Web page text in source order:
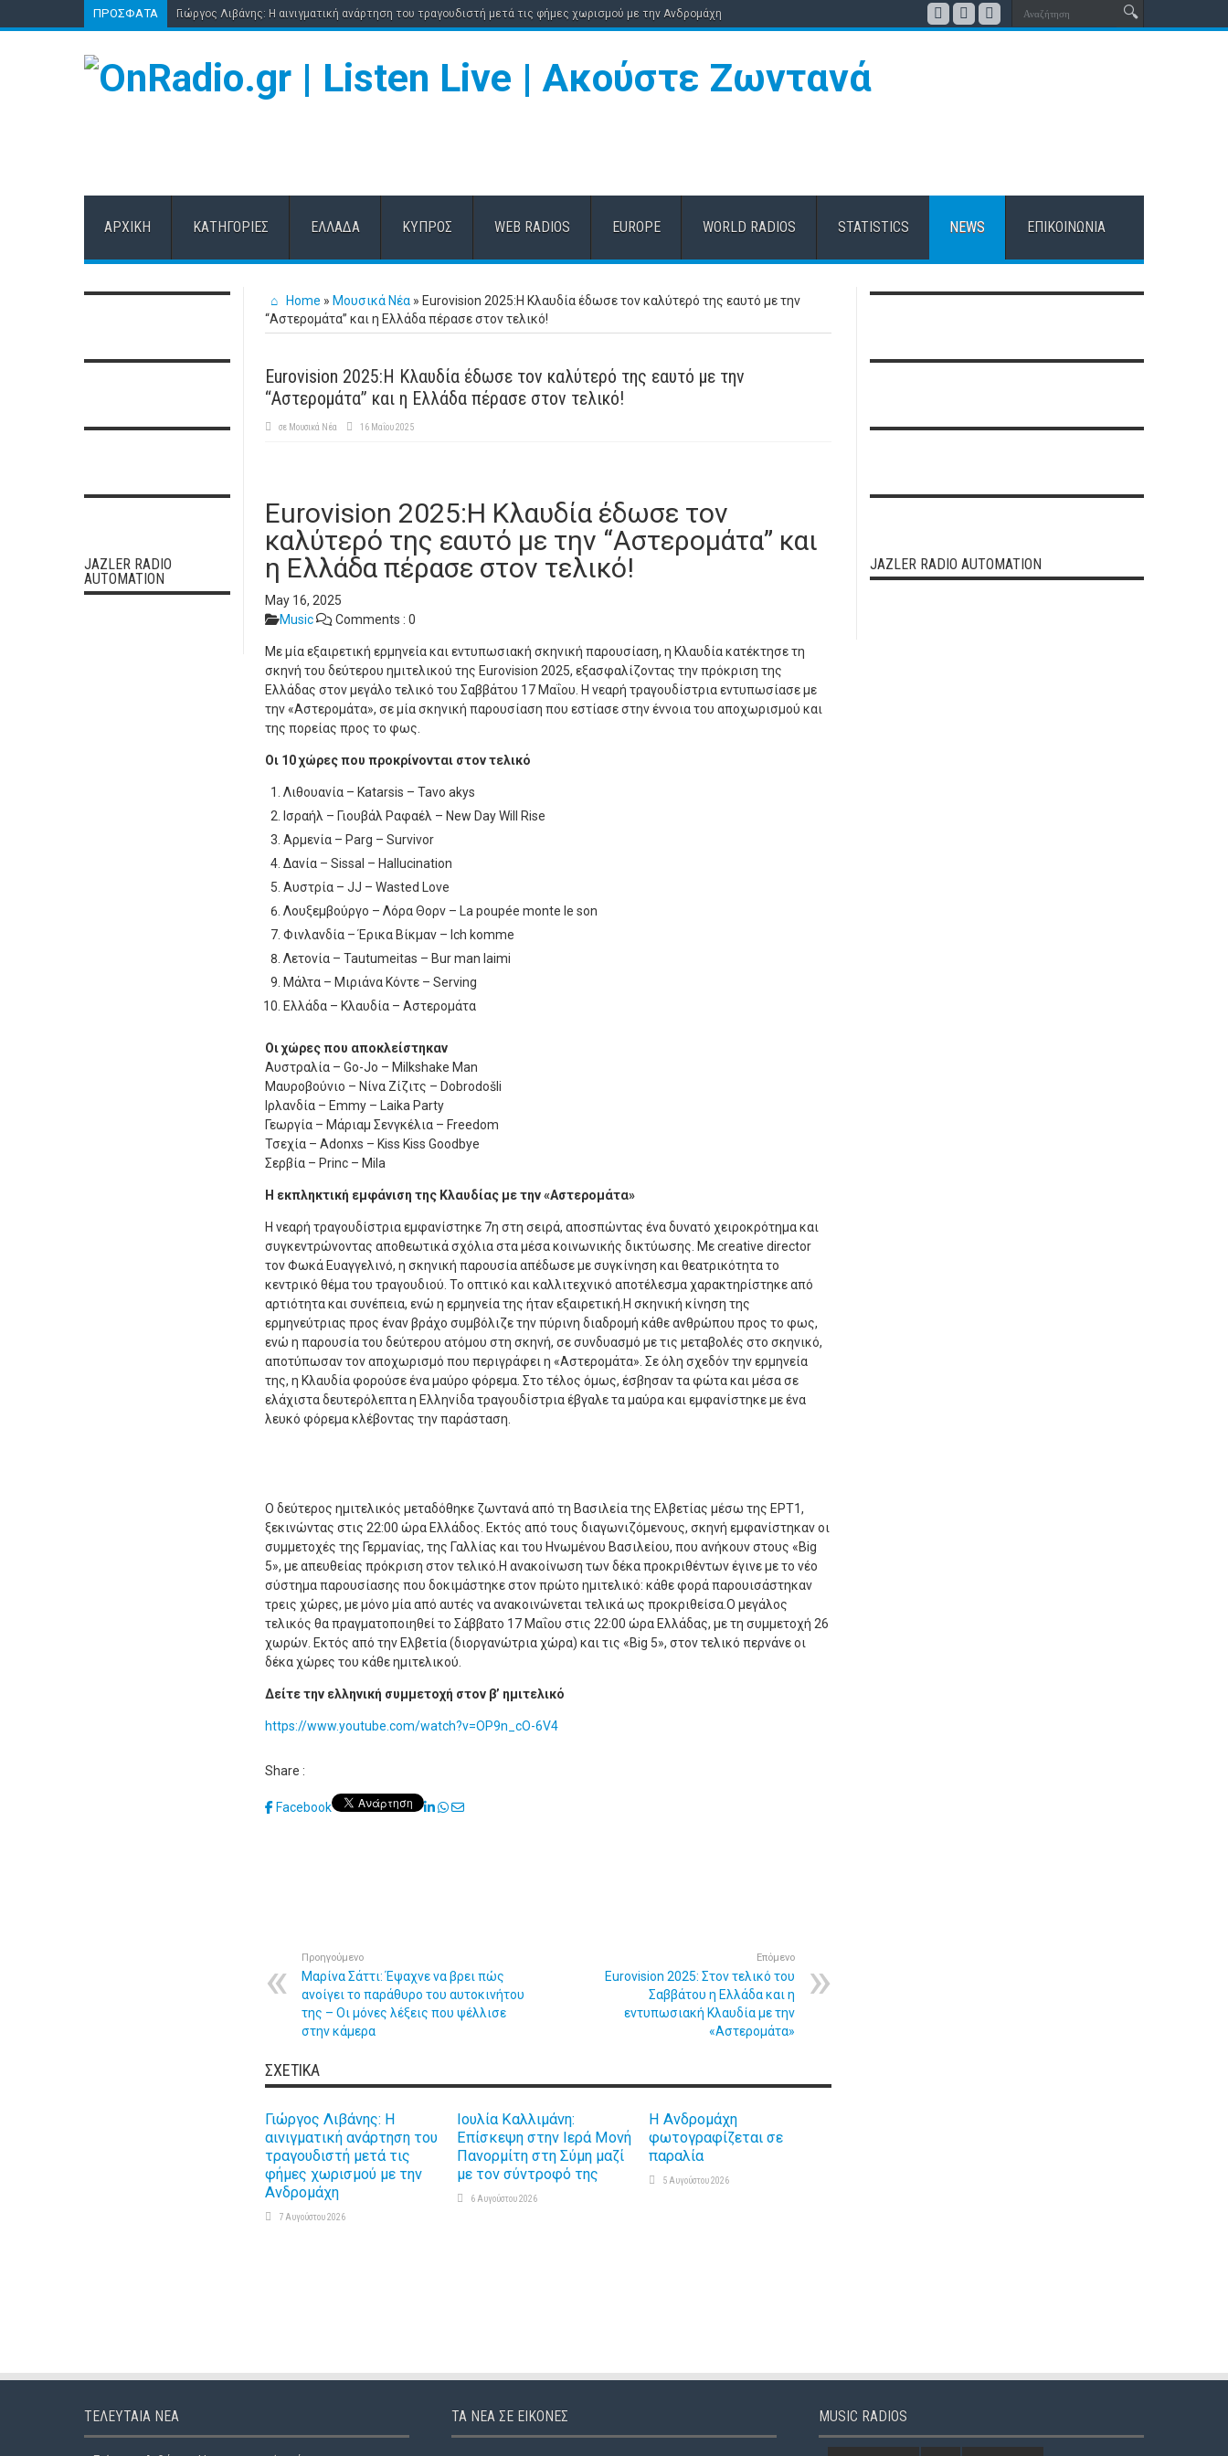
ΠΡΌΣΦΑΤΑ Γιώργος Λιβάνης: Η αινιγματική ανάρτηση του τραγουδιστή μετά τις φήμες χωρισμού με την Ανδρομάχη
ΑΡΧΙΚΉ ΚΑΤΗΓΟΡΊΕΣ ΕΛΛΆΔΑ ΚΎΠΡΟΣ WEB RADIOS EUROPE WORLD RADIOS STATISTICS NEWS ΕΠΙΚΟΙΝΩΝΊΑ
Home » Μουσικά Νέα » Eurovision 2025:Η Κλαυδία έδωσε τον καλύτερό της εαυτό με την
“Αστερομάτα” και η Ελλάδα πέρασε στον τελικό!
Eurovision 2025:Η Κλαυδία έδωσε τον καλύτερό της εαυτό με την
“Αστερομάτα” και η Ελλάδα πέρασε στον τελικό!
σε Μουσικά Νέα 16 Μαΐου 2025
Eurovision 2025:Η Κλαυδία έδωσε τον
καλύτερό της εαυτό με την “Αστερομάτα” και
η Ελλάδα πέρασε στον τελικό!
May 16, 2025
Music
Comments : 0
Με μία εξαιρετική ερμηνεία και εντυπωσιακή σκηνική παρουσίαση, η Κλαυδία κατέκτησε τη
σκηνή του δεύτερου ημιτελικού της Eurovision 2025, εξασφαλίζοντας την πρόκριση της
Ελλάδας στον μεγάλο τελικό του Σαββάτου 17 Μαΐου. Η νεαρή τραγουδίστρια εντυπωσίασε με
την «Αστερομάτα», σε μία σκηνική παρουσίαση που εστίασε στην έννοια του αποχωρισμού και
της πορείας προς το φως.
Οι 10 χώρες που προκρίνονται στον τελικό
Λιθουανία – Katarsis – Tavo akys
Ισραήλ – Γιουβάλ Ραφαέλ – New Day Will Rise
Αρμενία – Parg – Survivor
Δανία – Sissal – Hallucination
Αυστρία – JJ – Wasted Love
Λουξεμβούργο – Λόρα Θορν – La poupée monte le son
Φινλανδία – Έρικα Βίκμαν – Ich komme
Λετονία – Tautumeitas – Bur man laimi
Μάλτα – Μιριάνα Κόντε – Serving
Ελλάδα – Κλαυδία – Αστερομάτα
Οι χώρες που αποκλείστηκαν
Αυστραλία – Go-Jo – Milkshake Man
Μαυροβούνιο – Νίνα Ζίζιτς – Dobrodošli
Ιρλανδία – Emmy – Laika Party
Γεωργία – Μάριαμ Σενγκέλια – Freedom
Τσεχία – Adonxs – Kiss Kiss Goodbye
Σερβία – Princ – Mila
Η εκπληκτική εμφάνιση της Κλαυδίας με την «Αστερομάτα»
Η νεαρή τραγουδίστρια εμφανίστηκε 7η στη σειρά, αποσπώντας ένα δυνατό χειροκρότημα και
συγκεντρώνοντας αποθεωτικά σχόλια στα μέσα κοινωνικής δικτύωσης. Με creative director
τον Φωκά Ευαγγελινό, η σκηνική παρουσία απέδωσε με συγκίνηση και θεατρικότητα το
κεντρικό θέμα του τραγουδιού. Το οπτικό και καλλιτεχνικό αποτέλεσμα χαρακτηρίστηκε από
αρτιότητα και συνέπεια, ενώ η ερμηνεία της ήταν εξαιρετική.Η σκηνική κίνηση της
ερμηνεύτριας προς έναν βράχο συμβόλιζε την πύρινη διαδρομή κάθε ανθρώπου προς το φως,
ενώ η παρουσία του δεύτερου ατόμου στη σκηνή, σε συνδυασμό με τις μεταβολές στο σκηνικό,
αποτύπωσαν τον αποχωρισμό που περιγράφει η «Αστερομάτα». Σε όλη σχεδόν την ερμηνεία
της, η Κλαυδία φορούσε ένα μαύρο φόρεμα. Στο τέλος όμως, έσβησαν τα φώτα και μέσα σε
ελάχιστα δευτερόλεπτα η Ελληνίδα τραγουδίστρια έβγαλε τα μαύρα και εμφανίστηκε με ένα
λευκό φόρεμα κλέβοντας την παράσταση.
Ο δεύτερος ημιτελικός μεταδόθηκε ζωντανά από τη Βασιλεία της Ελβετίας μέσω της ΕΡΤ1,
ξεκινώντας στις 22:00 ώρα Ελλάδος. Εκτός από τους διαγωνιζόμενους, σκηνή εμφανίστηκαν οι
συμμετοχές της Γερμανίας, της Γαλλίας και του Ηνωμένου Βασιλείου, που ανήκουν στους «Big
5», με απευθείας πρόκριση στον τελικό.Η ανακοίνωση των δέκα προκριθέντων έγινε με το νέο
σύστημα παρουσίασης που δοκιμάστηκε στον πρώτο ημιτελικό: κάθε φορά παρουισάστηκαν
τρεις χώρες, με μόνο μία από αυτές να ανακοινώνεται τελικά ως προκριθείσα.Ο μεγάλος
τελικός θα πραγματοποιηθεί το Σάββατο 17 Μαΐου στις 22:00 ώρα Ελλάδας, με τη συμμετοχή 26
χωρών. Εκτός από την Ελβετία (διοργανώτρια χώρα) και τις «Big 5», στον τελικό περνάνε οι
δέκα χώρες του κάθε ημιτελικού.
Δείτε την ελληνική συμμετοχή στον β’ ημιτελικό
https://www.youtube.com/watch?v=OP9n_cO-6V4
Share :
Facebook LinkedIn
Whatsapp
Share
Προηγούμενο
Μαρίνα Σάττι: Έψαχνε να βρει πώς
ανοίγει το παράθυρο του αυτοκινήτου
της – Οι μόνες λέξεις που ψέλλισε
στην κάμερα
Επόμενο
Eurovision 2025: Στον τελικό του
Σαββάτου η Ελλάδα και η
εντυπωσιακή Κλαυδία με την
«Αστερομάτα»
ΣΧΕΤΙΚΆ
Γιώργος Λιβάνης: Η
αινιγματική ανάρτηση του
τραγουδιστή μετά τις
φήμες χωρισμού με την
Ανδρομάχη
7 Αυγούστου 2026
Ιουλία Καλλιμάνη:
Επίσκεψη στην Ιερά Μονή
Πανορμίτη στη Σύμη μαζί
με τον σύντροφό της
6 Αυγούστου 2026
Η Ανδρομάχη
φωτογραφίζεται σε
παραλία
5 Αυγούστου 2026
JAZLER RADIO
AUTOMATION
JAZLER RADIO AUTOMATION
ΤΕΛΕΥΤΑΊΑ ΝΈΑ ΤΑ ΝΈΑ ΣΕ ΕΙΚΌΝΕΣ MUSIC RADIOS